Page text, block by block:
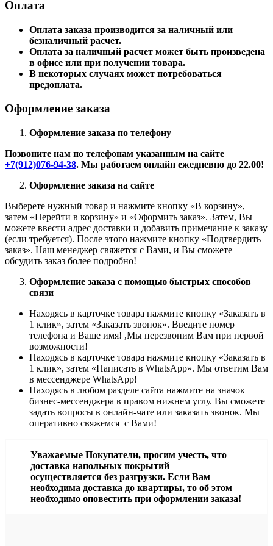
Оплата
Оплата заказа производится за наличный или
безналичный расчет.
Оплата за наличный расчет может быть произведена
в офисе или при получении товара.
В некоторых случаях может потребоваться
предоплата.
Оформление заказа
Оформление заказа по телефону
Позвоните нам по телефонам указанным на сайте
+7(912)076-94-38. Мы работаем онлайн ежедневно до 22.00!
Оформление заказа на сайте
Выберете нужный товар и нажмите кнопку «В корзину»,
затем «Перейти в корзину» и «Оформить заказ». Затем, Вы
можете ввести адрес доставки и добавить примечание к заказу
(если требуется). После этого нажмите кнопку «Подтвердить
заказ». Наш менеджер свяжется с Вами, и Вы сможете
обсудить заказ более подробно!
Оформление заказа с помощью быстрых способов
связи
Находясь в карточке товара нажмите кнопку «Заказать в
1 клик», затем «Заказать звонок». Введите номер
телефона и Ваше имя! ,Мы перезвоним Вам при первой
возможности!
Находясь в карточке товара нажмите кнопку «Заказать в
1 клик», затем «Написать в WhatsApp». Мы ответим Вам
в месcенджере WhatsApp!
Находясь в любом разделе сайта нажмите на значок
бизнес-мессенджера в правом нижнем углу. Вы сможете
задать вопросы в онлайн-чате или заказать звонок. Мы
оперативно свяжемся с Вами!
Уважаемые Покупатели, просим учесть, что
доставка напольных покрытий
осуществляется без разгрузки. Если Вам
необходима доставка до квартиры, то об этом
необходимо оповестить при оформлении заказа!